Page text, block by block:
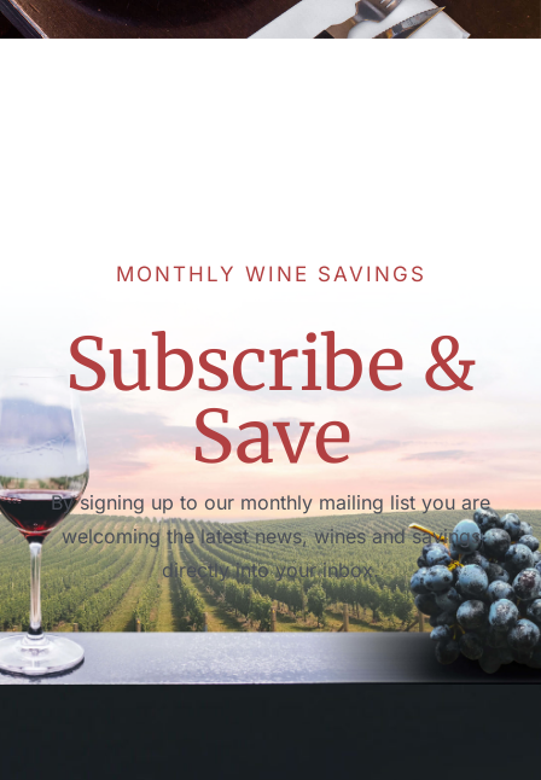
MONTHLY WINE SAVINGS
Subscribe &
Save
By signing up to our monthly mailing list you are
welcoming the latest news, wines and savings
directly into your inbox.